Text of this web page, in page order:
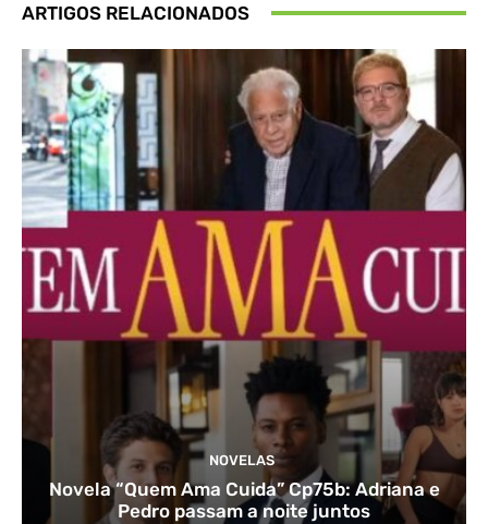
ARTIGOS RELACIONADOS
NOVELAS
Novela “Quem Ama Cuida” Cp75b: Adriana e
Pedro passam a noite juntos